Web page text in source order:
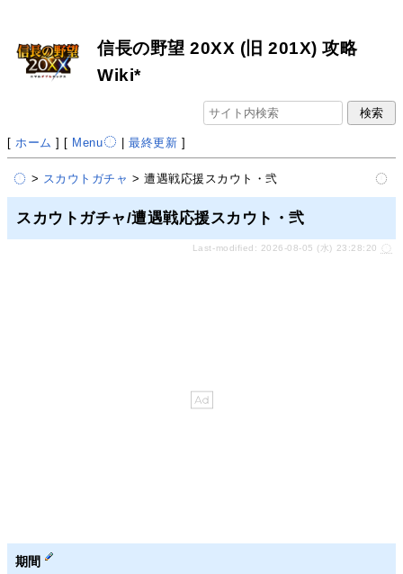
信長の野望 20XX (旧 201X) 攻略
Wiki*
[ ホーム ] [ Menu |最終更新 ]
> スカウトガチャ > 遭遇戦応援スカウト・弐
スカウトガチャ/遭遇戦応援スカウト・弐
Last-modified: 2026-08-05 (水) 23:28:20
期間